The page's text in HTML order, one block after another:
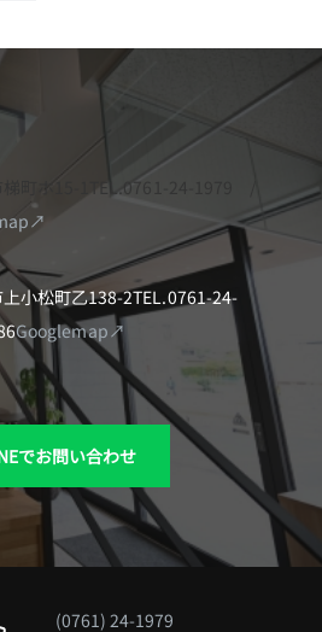
町ホ15-1
TEL.0761-24-1979 /
小松町乙138-2TEL.0761-24-
Googlemap↗
でお問い合わせ
(0761) 24-1979